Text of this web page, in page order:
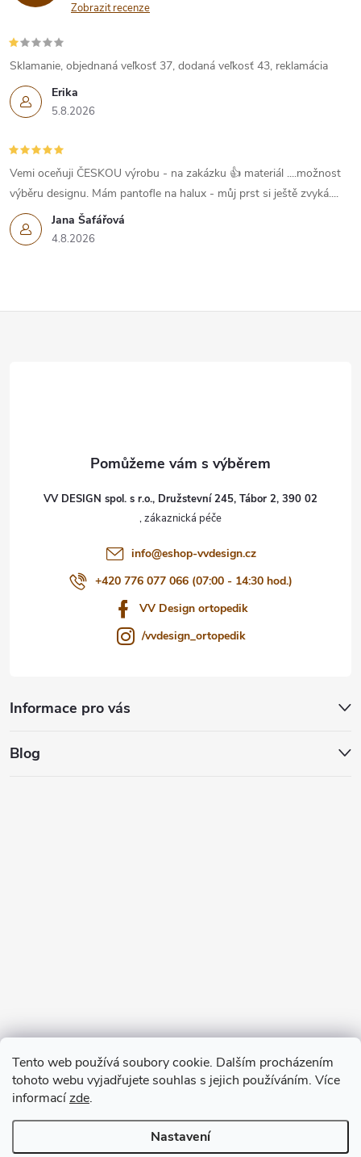
Tento web používá soubory cookie. Dalším procházením
tohoto webu vyjadřujete souhlas s jejich používáním. Více
informacízde.
Nastavení
Zobrazit recenze
Erika
5.8.2026
Sklamanie, objednaná veľkosť 37, dodaná veľkosť 43, reklamácia
Jana Šafářová
4.8.2026
Vemi oceňuji ČESKOU výrobu - na zakázku 👍 materiál ....možnost
výběru designu. Mám pantofle na halux - můj prst si ještě zvyká....
VV DESIGN spol. s r.o., Družstevní 245, Tábor 2, 390 02
info@eshop-vvdesign.cz
+420 776 077 066 (07:00 - 14:30 hod.)
VV Design ortopedik
/vvdesign_ortopedik
Informace pro vás
Blog
Copyright 2026VV DESIGN. Všechna práva vyhrazena.Upravit